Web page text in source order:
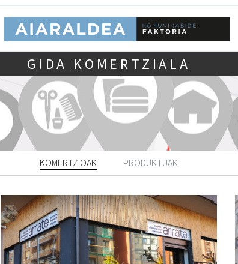
GIDA KOMERTZIALA
KOMERTZIOAK PRODUKTUAK